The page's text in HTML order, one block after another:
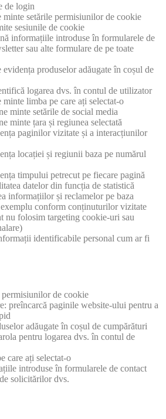
de login
minte setările permisiunilor de cookie
sesiunile de cookie
informațiile introduse în formularele de
sau alte formulare de pe toate
produselor adăugate în coșul de
logarea dvs. în contul de utilizator
limba pe care ați selectat-o
minte setările de social media
minte țara și regiunea selectată
paginilor vizitate și a interacțiunilor
locației și regiunii baza pe numărul
timpului petrecut pe fiecare pagină
datelor din funcția de statistică
informațiilor și reclamelor pe baza
conform conținuturilor vizitate
nu folosim targeting cookie-uri sau
identificabile personal cum ar fi
de cookie
preîncarcă paginile website-ului pentru a
adăugate în coșul de cumpărături
pentru logarea dvs. în contul de
care ați selectat-o
introduse în formularele de contact
solicitărilor dvs.